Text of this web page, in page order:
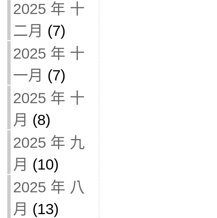
2025 年 十
二月 (7)
2025 年 十
一月 (7)
2025 年 十
月 (8)
2025 年 九
月 (10)
2025 年 八
月 (13)